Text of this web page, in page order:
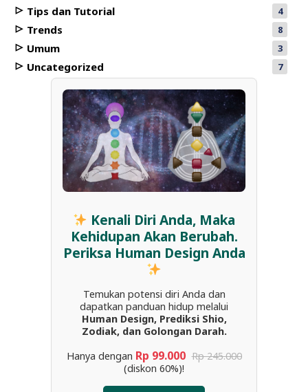
Tips dan Tutorial 4
Trends 8
Umum 3
Uncategorized 7
Kenali Diri Anda, Maka
Kehidupan Akan Berubah.
Periksa Human Design Anda
Temukan potensi diri Anda dan
dapatkan panduan hidup melalui
Human Design, Prediksi Shio,
Zodiak, dan Golongan Darah.
Hanya dengan Rp 99.000 Rp 245.000
(diskon 60%)!